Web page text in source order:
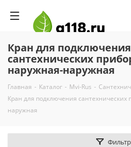
Кран для подключения
сантехнических
наружная-наружная
Главная - Каталог - Mvi-Rus -
Кран для подключения сантехнических
наружная
Фильтр